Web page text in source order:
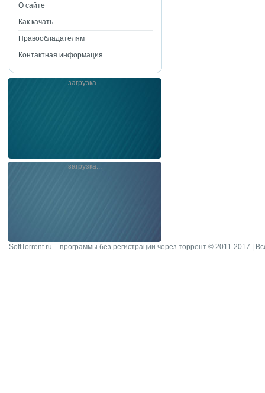
О сайте
Как качать
Правообладателям
Контактная информация
загрузка...
загрузка...
SoftTorrent.ru – программы без регистрации через торрент © 2011-2017 |